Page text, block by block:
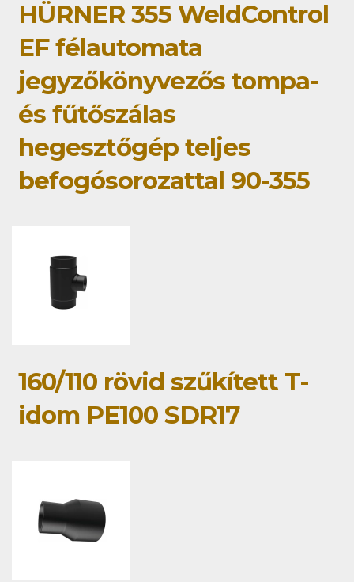
HÜRNER 355 WeldControl
EF félautomata
jegyzőkönyvezős tompa-
és fűtőszálas
hegesztőgép teljes
befogósorozattal 90-355
160/110 rövid szűkített T-
idom PE100 SDR17